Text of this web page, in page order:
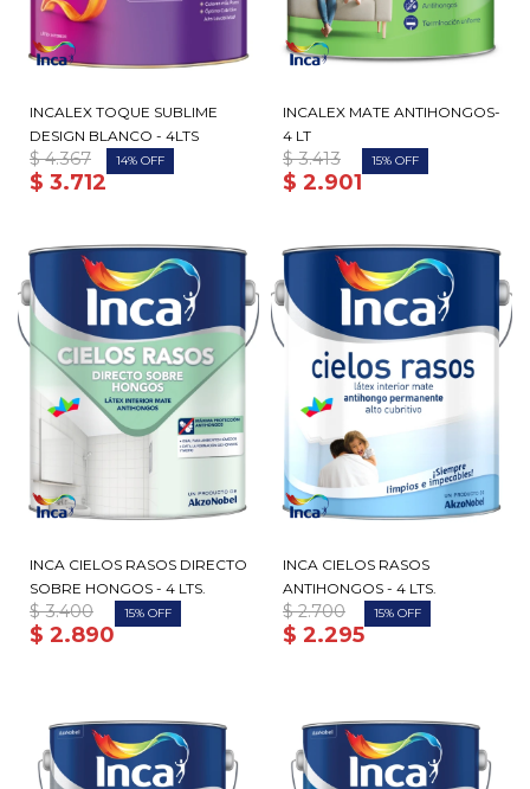
INCALEX TOQUE SUBLIME
DESIGN BLANCO - 4LTS
$ 3.712
$ 4.367 14
INCALEX MATE ANTIHONGOS-
4 LT
$ 2.901
$ 3.413 15
INCA CIELOS RASOS DIRECTO
SOBRE HONGOS - 4 LTS.
$ 2.890
$ 3.400 15
INCA CIELOS RASOS
ANTIHONGOS - 4 LTS.
$ 2.295
$ 2.700 15